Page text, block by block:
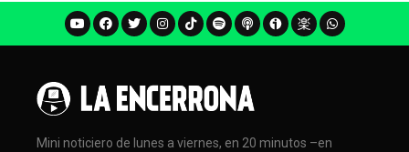
Mini noticiero de lunes a viernes, en 20 minutos –en